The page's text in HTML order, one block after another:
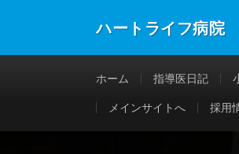
ハートライフ病院
ホーム 指導医日記
メインサイトへ 採用